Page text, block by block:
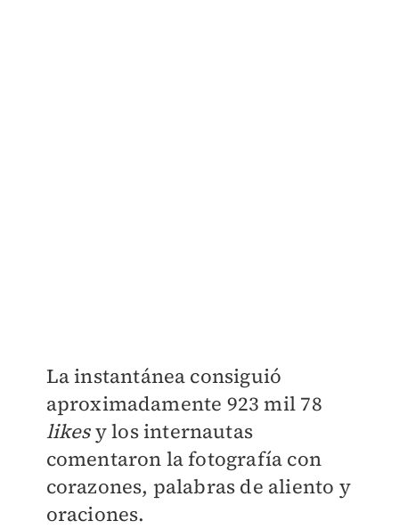
La instantánea consiguió
aproximadamente 923 mil 78
likesy los internautas
comentaron la fotografía con
corazones, palabras de aliento y
oraciones.